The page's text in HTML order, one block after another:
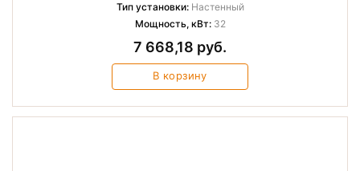
Тип установки:Настенный
Мощность, кВт:32
7 668,18 руб.
В корзину